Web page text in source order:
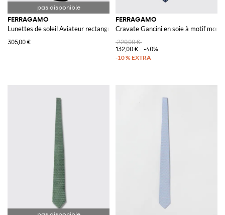
FERRAGAMO
Lunettes de soleil Aviateur rectangulaires en acétate avec logo
305,00 €
FERRAGAMO
Cravate Gancini en soie à motif
220,00 €
132,00 €
-40%